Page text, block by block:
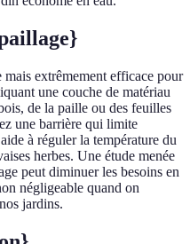
extrêmement efficace pour
une couche de matériau
de la paille ou des feuilles
une barrière qui limite
à réguler la température du
herbes. Une étude menée
peut diminuer les besoins en
négligeable quand on
jardins.